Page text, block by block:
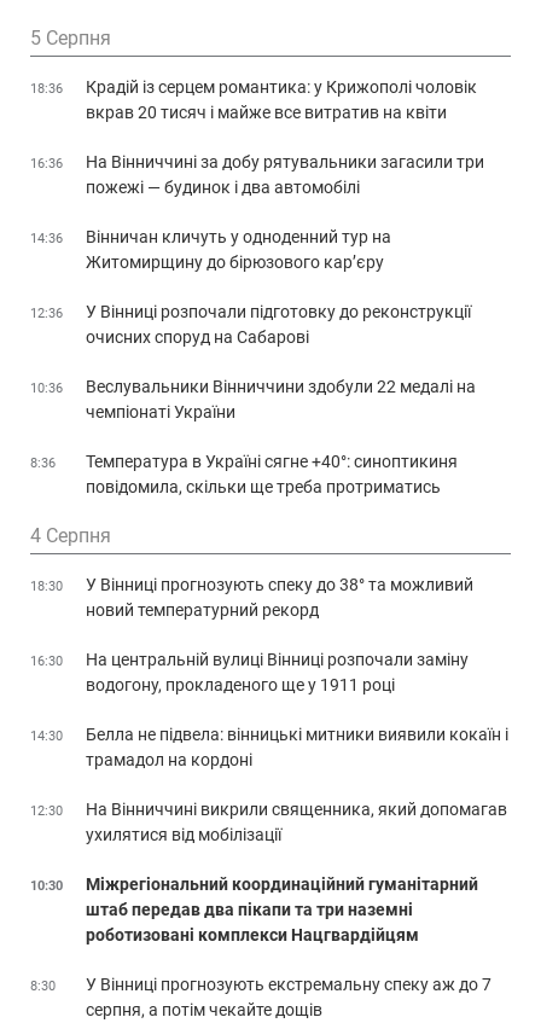
5 Серпня
18:36
Крадій із серцем романтика: у Крижополі чоловік
вкрав 20 тисяч і майже все витратив на квіти
16:36
На Вінниччині за добу рятувальники загасили три
пожежі — будинок і два автомобілі
14:36
Вінничан кличуть у одноденний тур на
Житомирщину до бірюзового кар’єру
12:36
У Вінниці розпочали підготовку до реконструкції
очисних споруд на Сабарові
10:36
Веслувальники Вінниччини здобули 22 медалі на
чемпіонаті України
8:36
Температура в Україні сягне +40°: синоптикиня
повідомила, скільки ще треба протриматись
4 Серпня
18:30
У Вінниці прогнозують спеку до 38° та можливий
новий температурний рекорд
16:30
На центральній вулиці Вінниці розпочали заміну
водогону, прокладеного ще у 1911 році
14:30
Белла не підвела: вінницькі митники виявили кокаїн і
трамадол на кордоні
12:30
На Вінниччині викрили священника, який допомагав
ухилятися від мобілізації
10:30
Міжрегіональний координаційний гуманітарний
штаб передав два пікапи та три наземні
роботизовані комплекси Нацгвардійцям
8:30
У Вінниці прогнозують екстремальну спеку аж до 7
серпня, а потім чекайте дощів